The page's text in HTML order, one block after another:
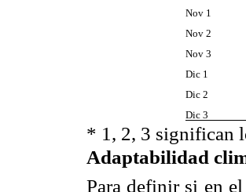
Nov 1
Nov 2
Nov 3
Dic 1
Dic 2
Dic 3
* 1, 2, 3 significan
Adaptabilidad
Para definir si en